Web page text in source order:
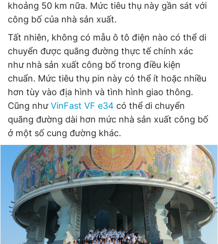
khoảng 50 km nữa. Mức tiêu thụ này gần sát với
công bố của nhà sản xuất.
Tất nhiên, không có mẫu ô tô điện nào có thể di
chuyển được quãng đường thực tế chính xác
như nhà sản xuất công bố trong điều kiện
chuẩn. Mức tiêu thụ pin này có thể ít hoặc nhiều
hơn tùy vào địa hình và tình hình giao thông.
Cũng nhưVinFast VF e34 có thể di chuyển
quãng đường dài hơn mức nhà sản xuất công bố
ở một số cung đường khác.